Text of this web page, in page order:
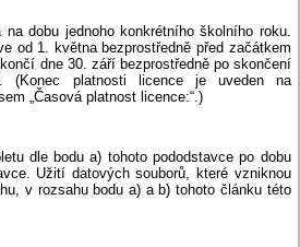
na dobu jednoho konkrétního školního roku.
od 1. května bezprostředně před začátkem
dne 30. září bezprostředně po skončení
(Konec platnosti licence je uveden na
„Časová platnost licence:“.)
dle bodu a) tohoto pododstavce po dobu
Užití datových souborů, které vzniknou
v rozsahu bodu a) a b) tohoto článku této